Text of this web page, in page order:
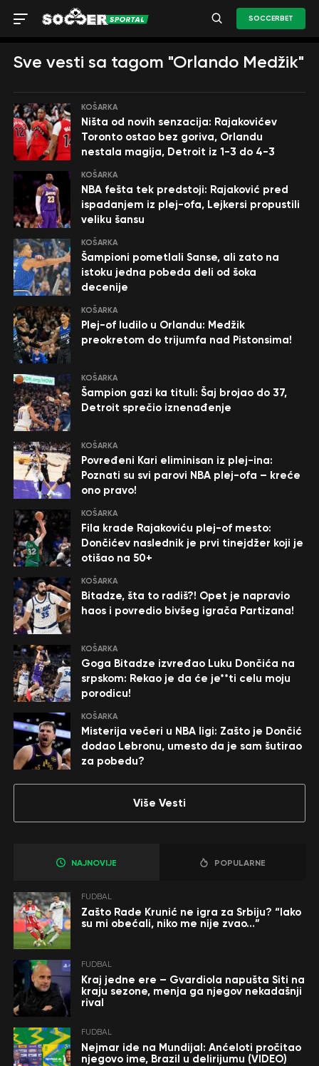
SOCCERBET
Sve vesti sa tagom "Orlando Medžik"
KOŠARKA
Ništa od novih senzacija: Rajakovićev
Toronto ostao bez goriva, Orlandu
nestala magija, Detroit iz 1-3 do 4-3
KOŠARKA
NBA fešta tek predstoji: Rajaković pred
ispadanjem iz plej-ofa, Lejkersi propustili
veliku šansu
KOŠARKA
Šampioni pometlali Sanse, ali zato na
istoku jedna pobeda deli od šoka
decenije
KOŠARKA
Plej-of ludilo u Orlandu: Medžik
preokretom do trijumfa nad Pistonsima!
KOŠARKA
Šampion gazi ka tituli: Šaj brojao do 37,
Detroit sprečio iznenađenje
KOŠARKA
Povređeni Kari eliminisan iz plej-ina:
Poznati su svi parovi NBA plej-ofa – kreće
ono pravo!
KOŠARKA
Fila krade Rajakoviću plej-of mesto:
Dončićev naslednik je prvi tinejdžer koji je
otišao na 50+
KOŠARKA
Bitadze, šta to radiš?! Opet je napravio
haos i povredio bivšeg igrača Partizana!
KOŠARKA
Goga Bitadze izvređao Luku Dončića na
srpskom: Rekao je da će je**ti celu moju
porodicu!
KOŠARKA
Misterija večeri u NBA ligi: Zašto je Dončić
dodao Lebronu, umesto da je sam šutirao
za pobedu?
Više Vesti
NAJNOVIJE POPULARNE
FUDBAL
Zašto Rade Krunić ne igra za Srbiju? “Iako
su mi obećali, niko me nije zvao…”
FUDBAL
Kraj jedne ere – Gvardiola napušta Siti na
kraju sezone, menja ga njegov nekadašnji
rival
FUDBAL
Nejmar ide na Mundijal: Anćeloti pročitao
njegovo ime, Brazil u delirijumu (VIDEO)